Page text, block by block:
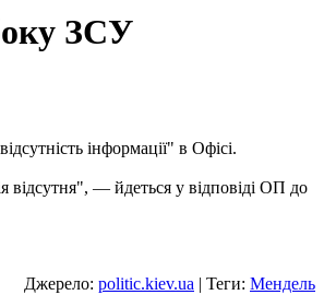
ЗСУ
інформації" в Офісі.
відсутня", — йдеться у відповіді ОП до
Джерело: politic.kiev.ua | Теги: Мендель